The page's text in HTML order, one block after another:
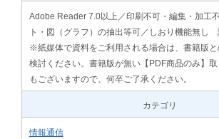
Adobe Reader 7.0以上／印刷不可・編集・加工
ト・図（グラフ）の抽出等可／しおり機能無し
※紙媒体で資料をご利用される場合は、書籍版
検討ください。書籍版が無い【PDF商品のみ】
もございますので、何卒ご了承ください。
カテゴリ
情報通信